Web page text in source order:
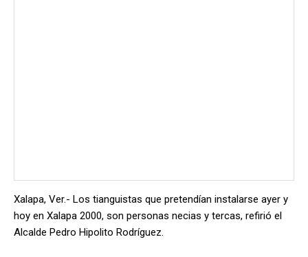
Xalapa, Ver.- Los tianguistas que pretendían instalarse ayer y
hoy en Xalapa 2000, son personas necias y tercas, refirió el
Alcalde Pedro Hipolito Rodríguez.